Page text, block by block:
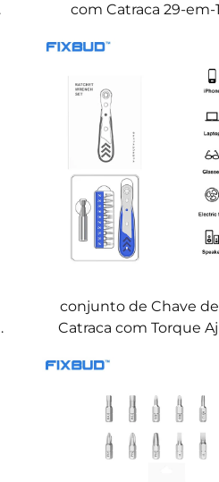
com Catraca 29-em-
Armazenamento
conjunto de Chave
Catraca com Torque